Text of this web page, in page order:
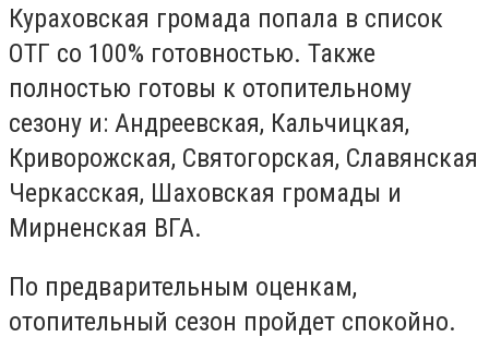
Кураховская громада попала в список
ОТГ со 100% готовностью. Также
полностью готовы к отопительному
сезону и: Андреевская, Кальчицкая,
Криворожская, Святогорская, Славянская
Черкасская, Шаховская громады и
Мирненская ВГА.
По предварительным оценкам,
отопительный сезон пройдет спокойно.